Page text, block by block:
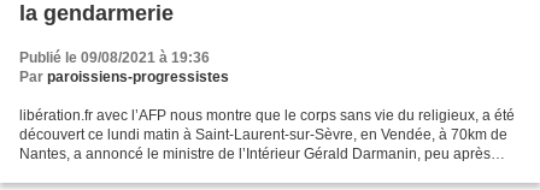
la gendarmerie
Publié le 09/08/2021 à 19:36
Par paroissiens-progressistes
libération.fr avec l’AFP nous montre que le corps sans vie du religieux, a été
découvert ce lundi matin à Saint-Laurent-sur-Sèvre, en Vendée, à 70km de
Nantes, a annoncé le ministre de l’Intérieur Gérald Darmanin, peu après